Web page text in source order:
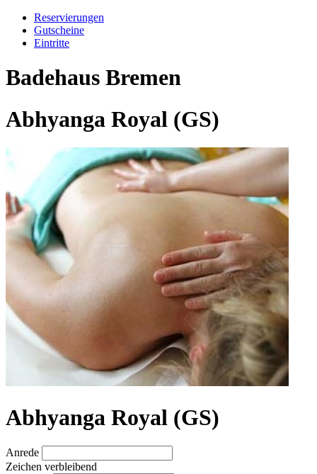
Reservierungen
Gutscheine
Eintritte
Badehaus Bremen
Abhyanga Royal (GS)
Abhyanga Royal (GS)
Anrede
Zeichen verbleibend